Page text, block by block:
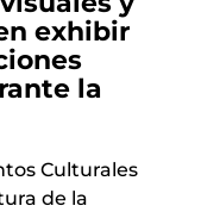
exhibir
la
Culturales
de la